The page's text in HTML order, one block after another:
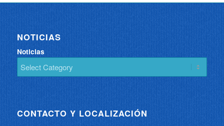
NOTICIAS
Noticias
CONTACTO Y LOCALIZACIÓN